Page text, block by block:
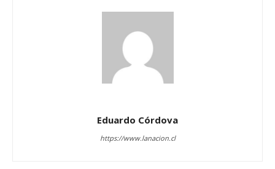
Eduardo Córdova
https://www.lanacion.cl